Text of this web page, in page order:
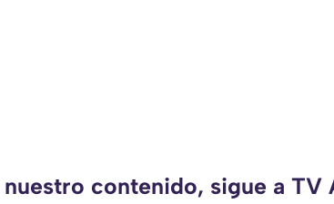
nuestro contenido, sigue a TV